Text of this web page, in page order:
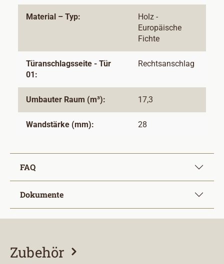
Material – Typ:
Holz -
Europäische
Fichte
Türanschlagsseite - Tür
01:
Rechtsanschlag
Umbauter Raum (m³): 17,3
Wandstärke (mm): 28
FAQ
Dokumente
Zubehör